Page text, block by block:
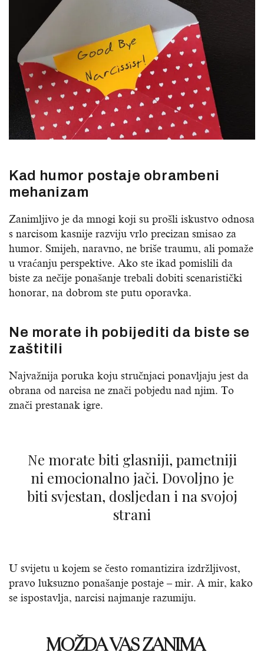
Kad humor postaje obrambeni
mehanizam
Zanimljivo je da mnogi koji su prošli iskustvo odnosa
s narcisom kasnije razviju vrlo precizan smisao za
humor. Smijeh, naravno, ne briše traumu, ali pomaže
u vraćanju perspektive. Ako ste ikad pomislili da
biste za nečije ponašanje trebali dobiti scenaristički
honorar, na dobrom ste putu oporavka.
Ne morate ih pobijediti da biste se
zaštitili
Najvažnija poruka koju stručnjaci ponavljaju jest da
obrana od narcisa ne znači pobjedu nad njim. To
znači prestanak igre.
Ne morate biti glasniji, pametniji
ni emocionalno jači. Dovoljno je
biti svjestan, dosljedan i na svojoj
strani
U svijetu u kojem se često romantizira izdržljivost,
pravo luksuzno ponašanje postaje – mir. A mir, kako
se ispostavlja, narcisi najmanje razumiju.
MOŽDA VAS ZANIMA